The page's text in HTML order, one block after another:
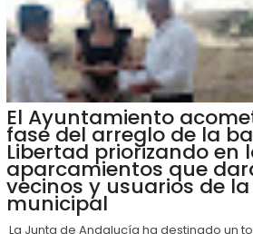
El Ayuntamiento
fase del arreglo de la
Libertad priorizando en
aparcamientos que
vecinos y usuarios de
municipal
La Junta de Andalucía ha destinado un